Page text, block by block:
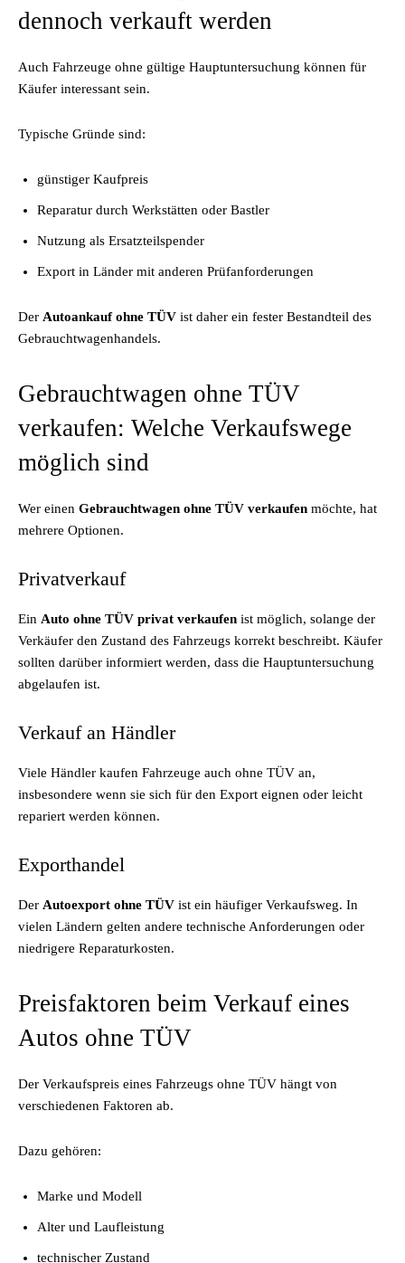
dennoch verkauft werden
Auch Fahrzeuge ohne gültige Hauptuntersuchung können für
Käufer interessant sein.
Typische Gründe sind:
günstiger Kaufpreis
Reparatur durch Werkstätten oder Bastler
Nutzung als Ersatzteilspender
Export in Länder mit anderen Prüfanforderungen
Der Autoankauf ohne TÜV ist daher ein fester Bestandteil des
Gebrauchtwagenhandels.
Gebrauchtwagen ohne TÜV
verkaufen: Welche Verkaufswege
möglich sind
Wer einen Gebrauchtwagen ohne TÜV verkaufen möchte, hat
mehrere Optionen.
Privatverkauf
Ein Auto ohne TÜV privat verkaufen ist möglich, solange der
Verkäufer den Zustand des Fahrzeugs korrekt beschreibt. Käufer
sollten darüber informiert werden, dass die Hauptuntersuchung
abgelaufen ist.
Verkauf an Händler
Viele Händler kaufen Fahrzeuge auch ohne TÜV an,
insbesondere wenn sie sich für den Export eignen oder leicht
repariert werden können.
Exporthandel
Der Autoexport ohne TÜV ist ein häufiger Verkaufsweg. In
vielen Ländern gelten andere technische Anforderungen oder
niedrigere Reparaturkosten.
Preisfaktoren beim Verkauf eines
Autos ohne TÜV
Der Verkaufspreis eines Fahrzeugs ohne TÜV hängt von
verschiedenen Faktoren ab.
Dazu gehören:
Marke und Modell
Alter und Laufleistung
technischer Zustand